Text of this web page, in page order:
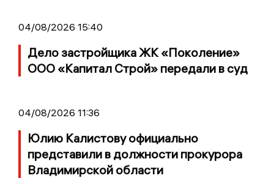
04/08/2026 15:40
Дело застройщика ЖК «Поколение»
ООО «Капитал Строй» передали в суд
04/08/2026 11:36
Юлию Калистову официально
представили в должности прокурора
Владимирской области